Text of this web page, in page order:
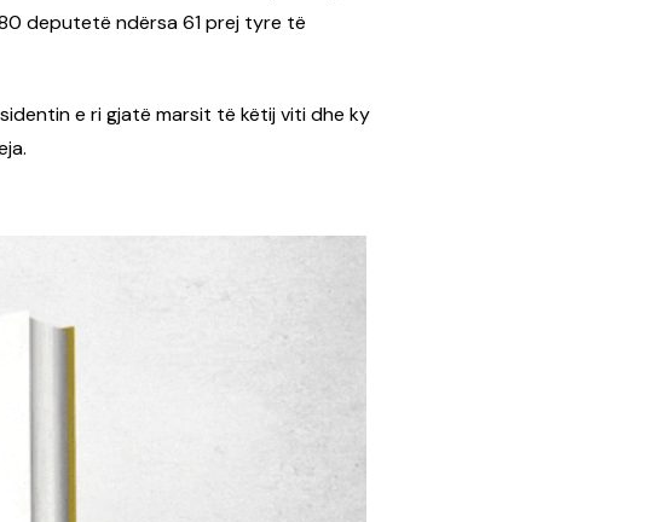
deputetë ndërsa 61 prej tyre të
e ri gjatë marsit të këtij viti dhe ky